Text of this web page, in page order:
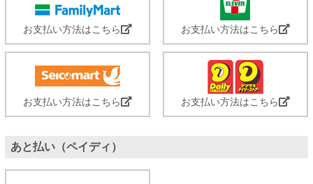
お支払い方法はこちら お支払い方法はこちら
お支払い方法はこちら お支払い方法はこちら
あと払い（ペイディ）